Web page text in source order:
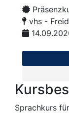
vhs -
Sprachkurs